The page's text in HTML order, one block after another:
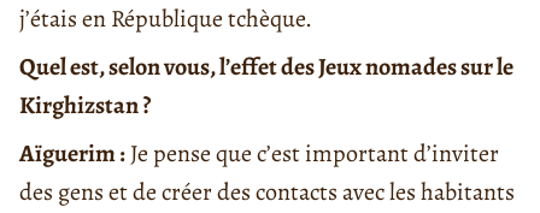
j’étais en République tchèque.
Quel est, selon vous, l’effet des Jeux nomades sur le
Kirghizstan ?
Aïguerim :Je pense que c’est important d’inviter
des gens et de créer des contacts avec les habitants